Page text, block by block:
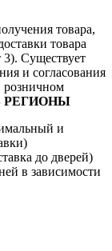
товара,
товара
3). Существует
и согласования
розничном
РЕГИОНЫ
и
до дверей)
в зависимости